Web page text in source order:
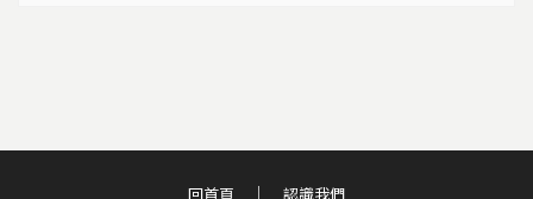
回首頁 認識我們